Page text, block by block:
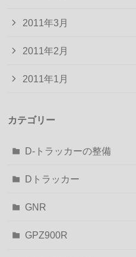
2011年3月
2011年2月
2011年1月
カテゴリー
D-トラッカーの整備
Dトラッカー
GNR
GPZ900R